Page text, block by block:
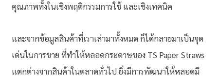
คุณภาพทั้งในเชิงพฤติกรรมการใช้ และเชิงเทคนิค
และจากข้อมูลสินค้าที่เราเล่ามาทั้งหมด ก็ได้กลายมาเป็นจุด
เด่นในการขาย ที่ทำให้หลอดกระดาษของ TS Paper Straws
แตกต่างจากสินค้าในตลาดทั่วไป ยิ่งมีการพัฒนาให้หลอดมี